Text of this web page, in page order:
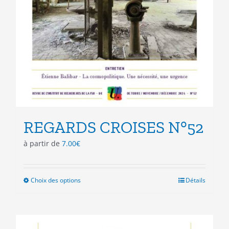
REGARDS CROISES N°52
à partir de 7.00€
Choix des optionsCe
Détails